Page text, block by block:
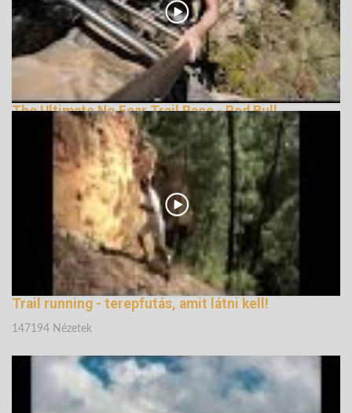
The Ultimate No Fear Trail Race - Red Bull
LionHeart
162031 Nézetek
Trail running - terepfutás, amit látni kell!
147194 Nézetek